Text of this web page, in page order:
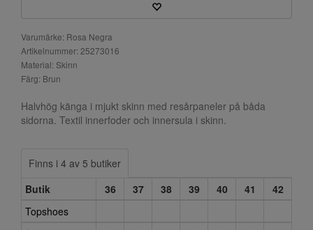
Varumärke: Rosa Negra
Artikelnummer: 25273016
Material: Skinn
Färg: Brun
Halvhög känga i mjukt skinn med resårpaneler på båda
sidorna. Textil innerfoder och innersula i skinn.
Finns i 4 av 5 butiker
Butik
36 37 38 39 40 41
42
Topshoes